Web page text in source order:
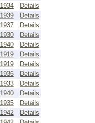
1934
Details
1939
Details
1937
Details
1930
Details
1940
Details
1919
Details
1919
Details
1936
Details
1933
Details
1940
Details
1935
Details
1942
Details